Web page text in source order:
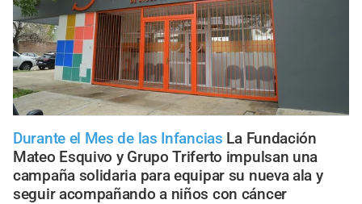
Durante el Mes de las Infancias La Fundación
Mateo Esquivo y Grupo Triferto impulsan una
campaña solidaria para equipar su nueva ala y
seguir acompañando a niños con cáncer